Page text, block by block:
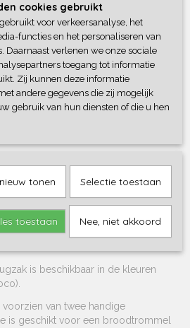
choco?
stof– zo knuffelbaar als een
naam– geborduurd voor een
plek voor snacks, knuffels en
en voeg een naam toe– zo wordt
eentrendy en persoonlijke teddy
is beschikbaar in de kleuren
van twee handige
is geschikt voor een broodtrommel
cookies gebruikt
voor verkeersanalyse, het
functies en het personaliseren van
Daarnaast verlenen we onze sociale
toegang tot informatie
Zij kunnen deze informatie
andere gegevens die zij mogelijk
gebruik van hun diensten of die u hen
tonen Selectie toestaan
toestaan Nee, niet akkoord